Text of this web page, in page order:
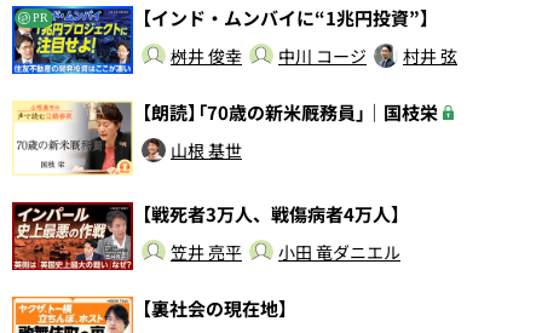
PR 【インド・ムンバイに“1兆円投資”】
桝井 俊幸 中川 コージ 村井 弦
【朗読】「70歳の新米厩務員」｜国枝栄
山根 基世
【戦死者3万人、戦傷病者4万人】
笠井 亮平 小田 竜ダニエル
【裏社会の現在地】